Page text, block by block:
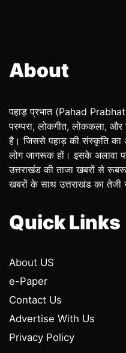
About
पहाड़ प्रभात (Pahad
परम्परा, लोकगीत, लोककला, और
है। जिससे पहाड़ की संस्कृति का
लोग जागरूक हों। इसके अलावा
उत्तराखंड की ताजा खबरों से
खबरों के साथ उत्तराखंड का तेजी
Quick Links
About US
e-Paper
Contact Us
Advertise With Us
Privacy Policy